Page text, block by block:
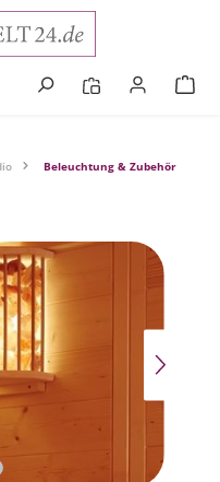
Beleuchtung & Zubehör